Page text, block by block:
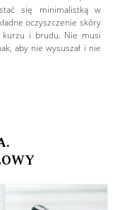
się minimalistką w
oczyszczenie skóry
kurzu i brudu. Nie musi
aby nie wysuszał i nie